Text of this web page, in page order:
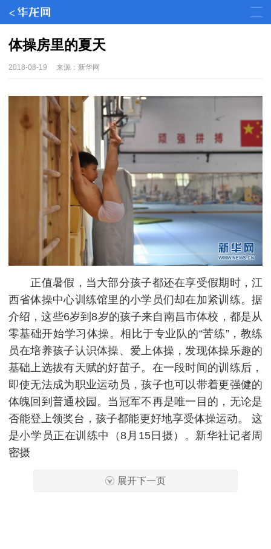
<
体操房里的夏天
来源： 新华网
2018-08-19
正值暑假，当大部分孩子都还在享受假期时，江
西省体操中心训练馆里的小学员们却在加紧训练。据
介绍，这些6岁到8岁的孩子来自南昌市体校，都是从
零基础开始学习体操。相比于专业队的“苦练”，教练
员在培养孩子认识体操、爱上体操，发现体操乐趣的
基础上选拔有天赋的好苗子。在一段时间的训练后，
即使无法成为职业运动员，孩子也可以带着更强健的
体魄回到普通校园。当冠军不再是唯一目的，无论是
否能登上领奖台，孩子都能更好地享受体操运动。 这
是小学员正在训练中（8月15日摄）。新华社记者周
密摄
展开下一页